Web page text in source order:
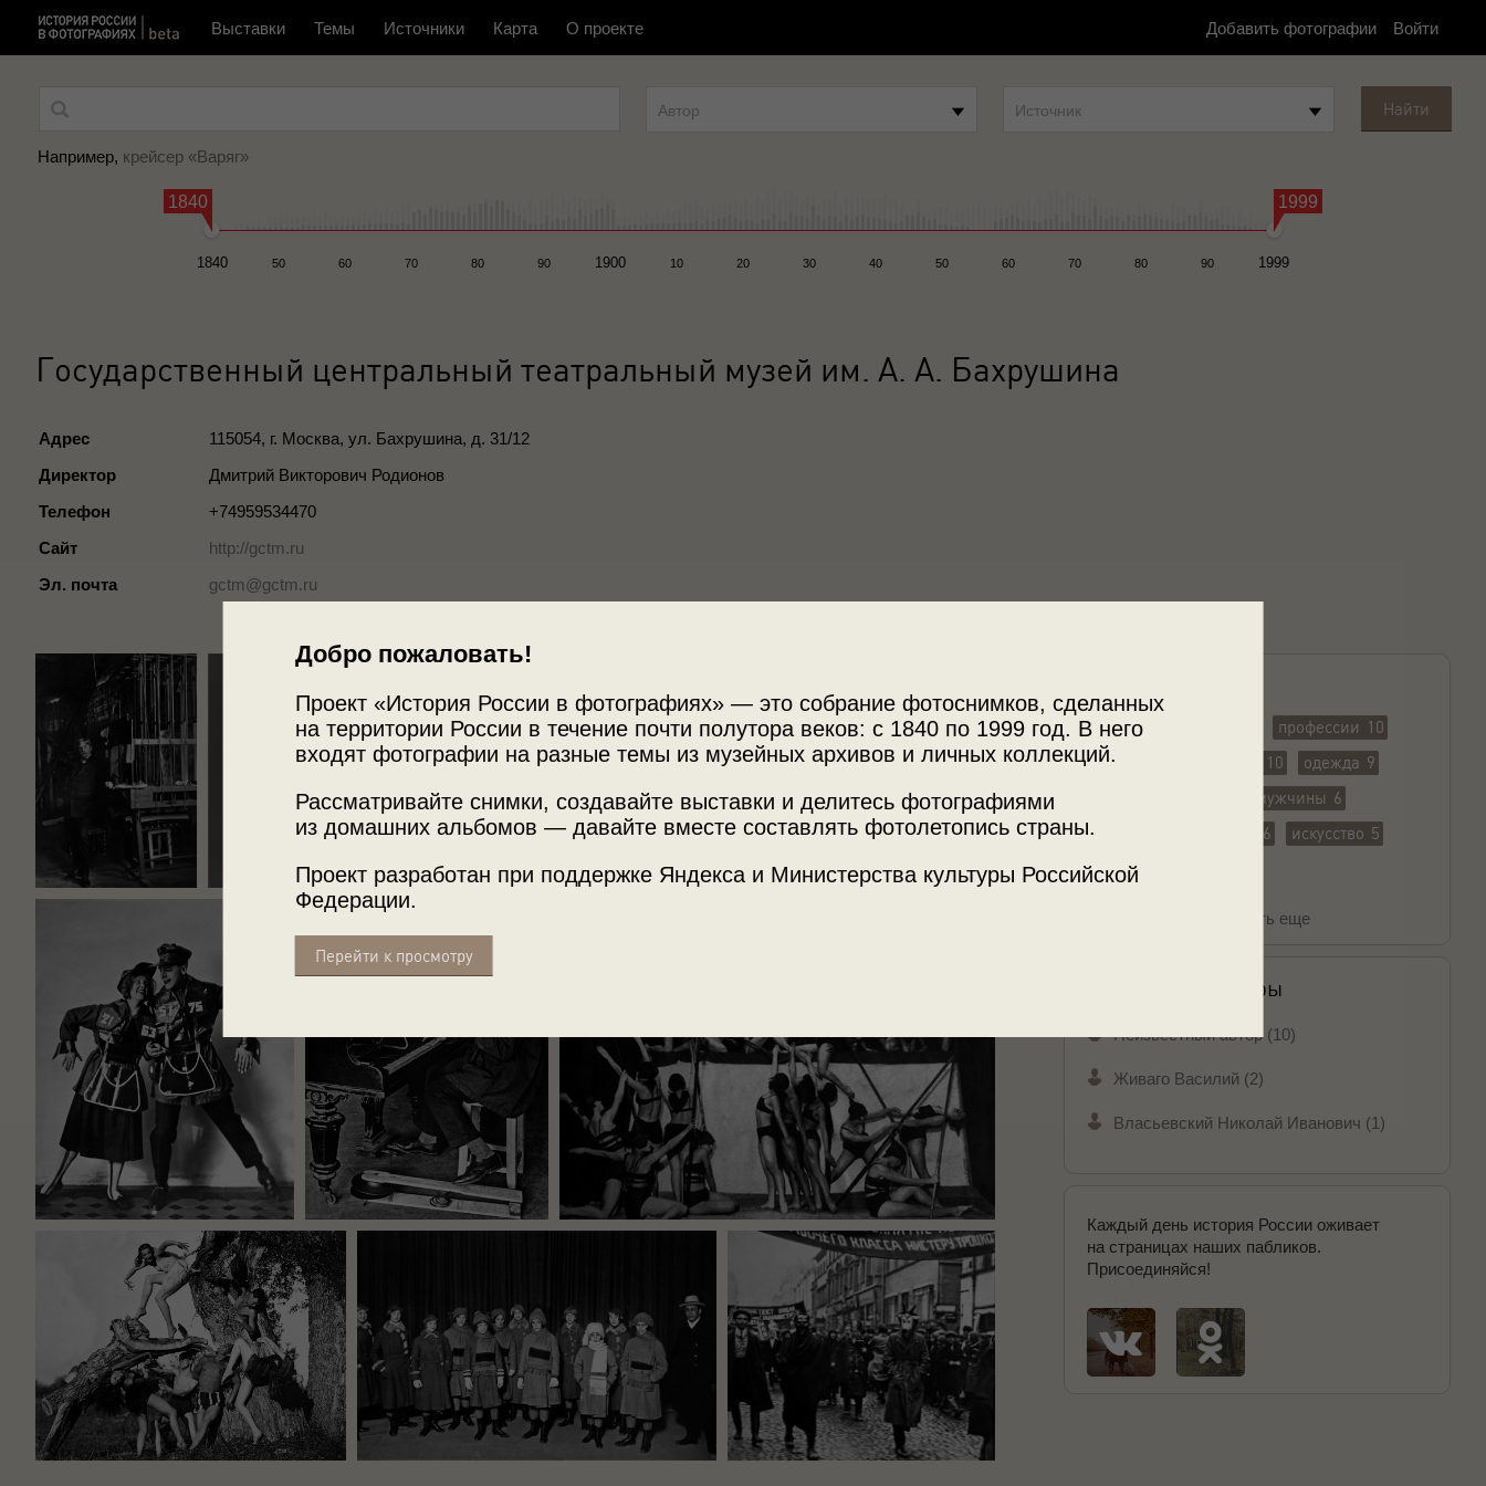
Добро пожаловать!
Проект «История России в фотографиях» — это собрание фотоснимков, сделанных
на территории России в течение почти полутора веков: с 1840 по 1999 год. В него
входят фотографии на разные темы из музейных архивов и личных коллекций.
Рассматривайте снимки, создавайте выставки и делитесь фотографиями
из домашних альбомов — давайте вместе составлять фотолетопись страны.
Проект разработан при поддержке Яндекса и Министерства культуры Российской
Федерации.
Перейти к просмотру
Выставки Темы Источники Карта О проекте Добавить фотографии Войти
Автор Источник Найти
Например, крейсер «Варяг»
1840 1999
1840 50 60 70 80 90 1900 10 20 30 40 50 60 70 80 90 1999
Государственный центральный театральный музей им. А. А. Бахрушина
Адрес
115054, г. Москва, ул. Бахрушина, д. 31/12
Директор
Дмитрий Викторович Родионов
Телефон
+74959534470
Сайт
http://gctm.ru
Эл. почта
gctm@gctm.ru
жанры фотографии профессии 10
творческие профессии
10 одежда 9
мужчины 6
сценические костюмы
6 искусство 5
женщины
Показать еще
Найденные авторы
Неизвестный автор (10)
Живаго Василий (2)
Власьевский Николай Иванович (1)
Каждый день история России оживает
на страницах наших пабликов.
Присоединяйся!